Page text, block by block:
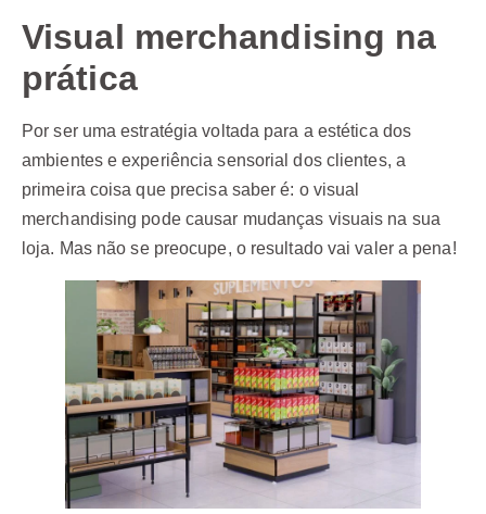
Visual merchandising na
prática
Por ser uma estratégia voltada para a estética dos
ambientes e experiência sensorial dos clientes, a
primeira coisa que precisa saber é: o visual
merchandising pode causar mudanças visuais na sua
loja. Mas não se preocupe, o resultado vai valer a pena!